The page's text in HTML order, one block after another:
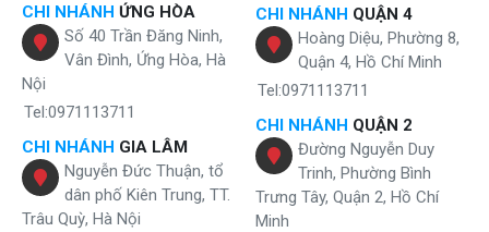
toàn bộ chất rắn hay các ion, asen…
Lõi lọc T33-GACcủa máy lọc nước karofi k9i-1 giúp nước giữ
lại độ ngọt tự nhiên.
cung cấp45 chất khoáng
dưỡng từng tế bào
chứa kiềm để cơ thể có nồng độ PH và axit cân
bằng.
Đèn UVgiúp diệt khuẩn 99,9% đồng thời không làm ảnh hưởng
đến tính hóa lý trong nước và làm thay đổi mùi vị của nước.
CHI NHÁNH ỨNG HÒA
Số 40 Trần Đăng Ninh,
Vân Đình, Ứng Hòa, Hà
Nội
Tel:0971113711
CHI NHÁNH GIA LÂM
Nguyễn Đức Thuận, tổ
dân phố Kiên Trung, TT.
Trâu Quỳ, Hà Nội
CHI NHÁNH QUẬN 4
Hoàng Diệu, Phường 8,
Quận 4, Hồ Chí Minh
Tel:0971113711
CHI NHÁNH QUẬN 2
Đường Nguyễn Duy
Trinh, Phường Bình
Trưng Tây, Quận 2, Hồ Chí
Minh